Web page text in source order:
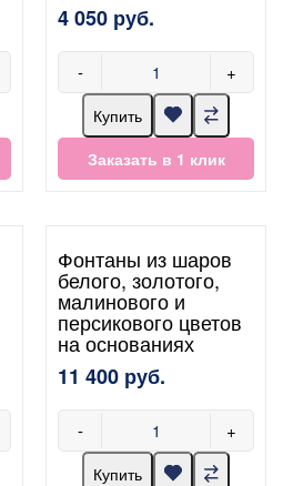
4 050 руб.
- +
Купить
Заказать в 1 клик
Фонтаны из шаров
белого, золотого,
малинового и
персикового цветов
на основаниях
11 400 руб.
- +
Купить